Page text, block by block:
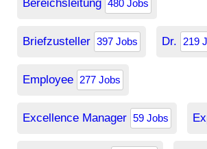
Bereichsleitung 480 Jobs
Briefzusteller 397 Jobs Dr. 219
Employee 277 Jobs
Excellence Manager 59 Jobs